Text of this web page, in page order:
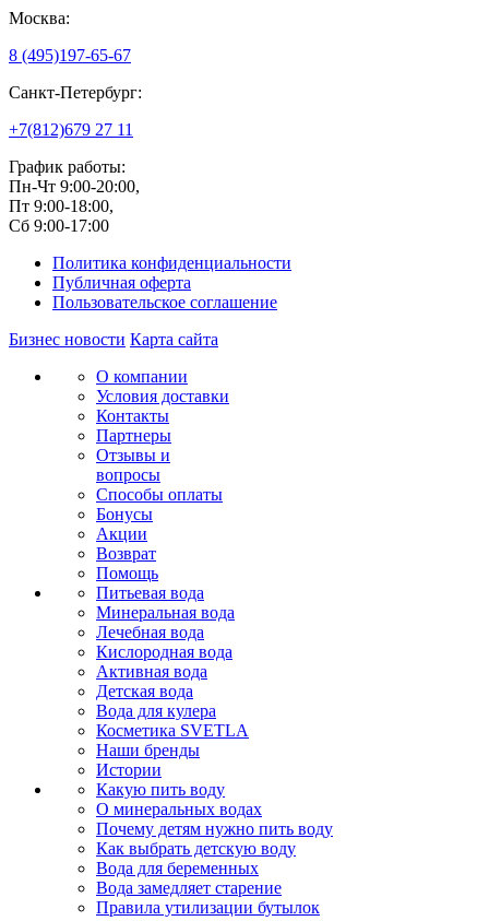
Москва:
8 (495)197-65-67
Санкт-Петербург:
+7(812)679 27 11
График работы:
Пн-Чт 9:00-20:00,
Пт 9:00-18:00,
Сб 9:00-17:00
Политика конфиденциальности
Публичная оферта
Пользовательское соглашение
Бизнес новости Карта сайта
О компании
Условия доставки
Контакты
Партнеры
Отзывы и
вопросы
Способы оплаты
Бонусы
Акции
Возврат
Помощь
Питьевая вода
Минеральная вода
Лечебная вода
Кислородная вода
Активная вода
Детская вода
Вода для кулера
Косметика SVETLA
Наши бренды
Истории
Какую пить воду
О минеральных водах
Почему детям нужно пить воду
Как выбрать детскую воду
Вода для беременных
Вода замедляет старение
Правила утилизации бутылок